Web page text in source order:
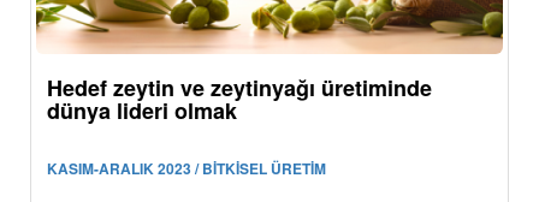
Hedef zeytin ve zeytinyağı üretiminde
dünya lideri olmak
KASIM-ARALIK 2023 / BİTKİSEL ÜRETİM